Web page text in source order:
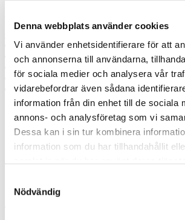
Denna webbplats använder cookies
Vi använder enhetsidentifierare för att
och annonserna till användarna,
för sociala medier och analysera vår
vidarebefordrar även sådana
information från din enhet till de sociala
annons- och analysföretag som vi
Dessa kan i sin tur kombinera
information som du har tillhandahållit
Nödvändig
Prata med en expert
Begär offert
Boka hembesök
Ring oss
Prata med en expert
Begär offert
Kontakta mig
Boka hembesök
Ring oss